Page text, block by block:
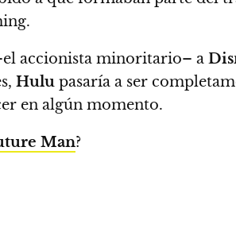
accionista minoritario– a
Hulu pasaría a ser
en algún momento.
Man?